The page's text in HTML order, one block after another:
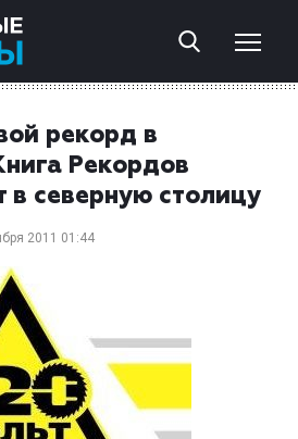
рекорд в
Рекордов
в северную столицу
2011 01:44